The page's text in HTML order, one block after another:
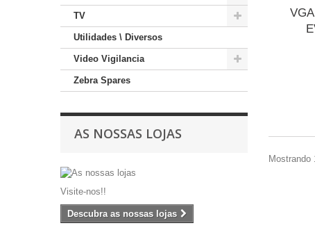
TV
Utilidades \ Diversos
Video Vigilancia
Zebra Spares
AS NOSSAS LOJAS
Visite-nos!!
Descubra as nossas lojas
Mostrando